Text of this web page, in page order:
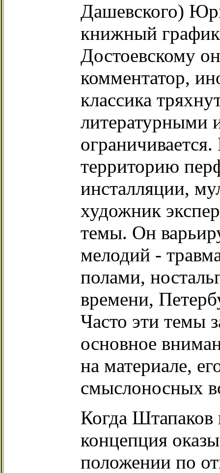
Дашевского)
книжный
Достоевскому
комментатор,
классика
литературными
территорию
инсталляции,
художник
темы. Он
мелодий -
полами,
времени,
Часто эти темы
основное
на материале,
смыслоносных
Когда Штапаков
концепция
положении по